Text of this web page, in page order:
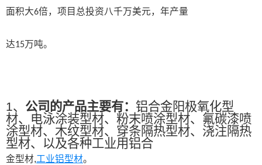
面积大6倍，项目总投资八千万美元，年产量
达15万吨。
1、 公司的产品主要有： 铝合金阳极氧化型
材、电泳涂装型材、粉末喷涂型材、氟碳漆喷
涂型材、木纹型材、穿条隔热型材、浇注隔热
型材、以及各种工业用铝合
金型材,工业铝型材。